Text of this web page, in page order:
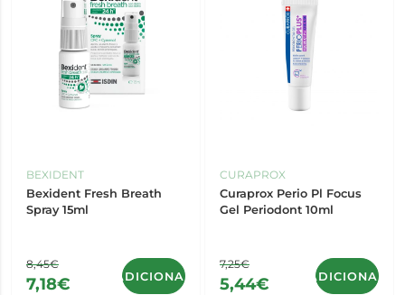
BEXIDENT
Bexident Fresh Breath
Spray 15ml
8,45€
7,18€ ADICIONAR
CURAPROX
Curaprox Perio Pl Focus
Gel Periodont 10ml
7,25€
5,44€ ADICIONAR